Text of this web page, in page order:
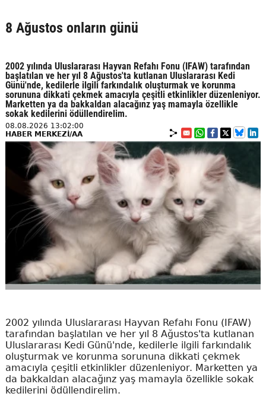
8 Ağustos onların günü
2002 yılında Uluslararası Hayvan Refahı Fonu (IFAW) tarafından
başlatılan ve her yıl 8 Ağustos'ta kutlanan Uluslararası Kedi
Günü'nde, kedilerle ilgili farkındalık oluşturmak ve korunma
sorununa dikkati çekmek amacıyla çeşitli etkinlikler düzenleniyor.
Marketten ya da bakkaldan alacağınz yaş mamayla özellikle
sokak kedilerini ödüllendirelim.
08.08.2026 13:02:00
HABER MERKEZİ/AA
2002 yılında Uluslararası Hayvan Refahı Fonu (IFAW)
tarafından başlatılan ve her yıl 8 Ağustos'ta kutlanan
Uluslararası Kedi Günü'nde, kedilerle ilgili farkındalık
oluşturmak ve korunma sorununa dikkati çekmek
amacıyla çeşitli etkinlikler düzenleniyor. Marketten ya
da bakkaldan alacağınz yaş mamayla özellikle sokak
kedilerini ödüllendirelim.